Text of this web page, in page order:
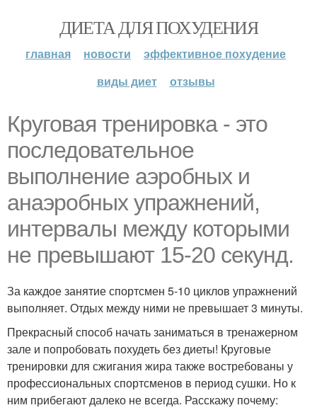
ДИЕТА ДЛЯ ПОХУДЕНИЯ
главная новости
эффективное похудение
виды диет
отзывы
Круговая тренировка - это
последовательное
выполнение аэробных и
анаэробных упражнений,
интервалы между которыми
не превышают 15-20 секунд.
За каждое занятие спортсмен 5-10 циклов упражнений
выполняет. Отдых между ними не превышает 3 минуты.
Прекрасный способ начать заниматься в тренажерном
зале и попробовать похудеть без диеты! Круговые
тренировки для сжигания жира также востребованы у
профессиональных спортсменов в период сушки. Но к
ним прибегают далеко не всегда. Расскажу почему: